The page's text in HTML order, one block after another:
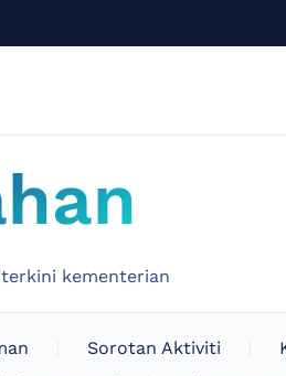
kementerian
Sorotan Aktiviti